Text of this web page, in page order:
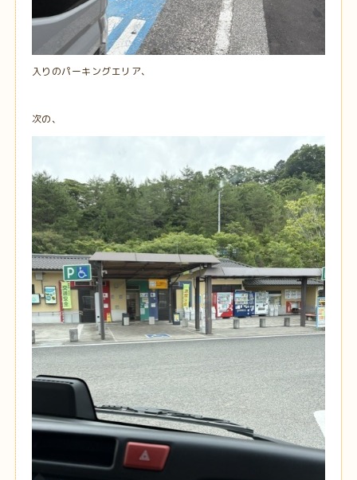
入りのパーキングエリア、
次の、